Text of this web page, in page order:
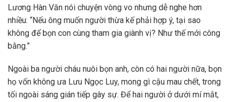
Lương Hàn Văn nói chuyện vòng vo nhưng dễ nghe hơn
nhiều: “Nếu ông muốn người thừa kế phải hợp ý, tại sao
không để bọn con cùng tham gia giành vị? Như thế mới công
bằng.”
Ngoài ba người cháu nuôi bọn anh, còn có hai người nữa, bọn
họ vốn không ưa Lưu Ngọc Luy, mong gì cậu mau chết, trong
tối ngoài sáng gián tiếp gây sự. Để hai người ở dưới mí mắt,